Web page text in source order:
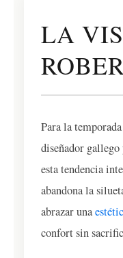
LA
Para la
diseñador
esta tendencia
abandona la
abrazar una
confort sin